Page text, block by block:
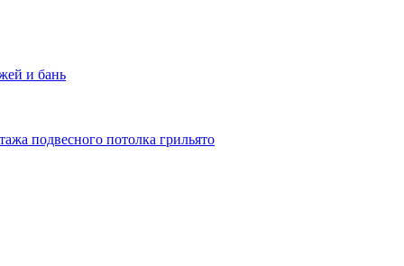
и бань
подвесного потолка грильято